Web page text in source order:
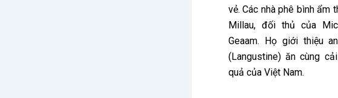
vẻ. Các nhà phê bình ẩm
Millau, đối thủ của
Geaam. Họ giới thiệu
(Langustine) ăn cùng
quả của Việt Nam.